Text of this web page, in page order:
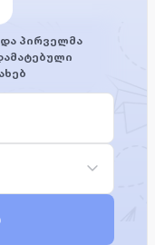
პირველმა